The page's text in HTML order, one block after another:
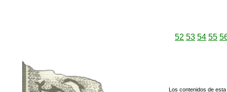
52 53 54 55
Los contenidos de